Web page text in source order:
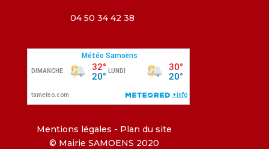
04 50 34 42 38
Mentions légales - Plan du site
© Mairie SAMOENS 2020